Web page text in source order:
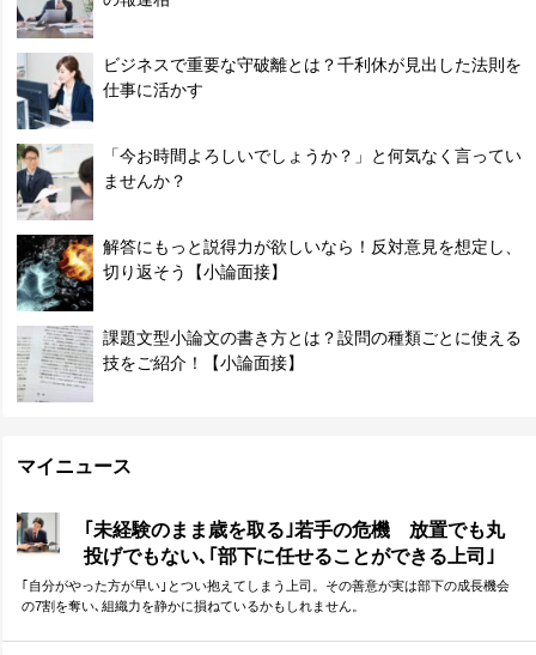
ビジネスで重要な守破離とは？千利休が見出した法則を
仕事に活かす
「今お時間よろしいでしょうか？」と何気なく言ってい
ませんか？
解答にもっと説得力が欲しいなら！反対意見を想定し、
切り返そう【小論面接】
課題文型小論文の書き方とは？設問の種類ごとに使える
技をご紹介！【小論面接】
マイニュース
｢未経験のまま歳を取る｣若手の危機 放置でも丸
投げでもない､｢部下に任せることができる上司｣
になる方法
｢自分がやった方が早い｣とつい抱えてしまう上司。その善意が実は部下の成長機会
の7割を奪い､組織力を静かに損ねているかもしれません。